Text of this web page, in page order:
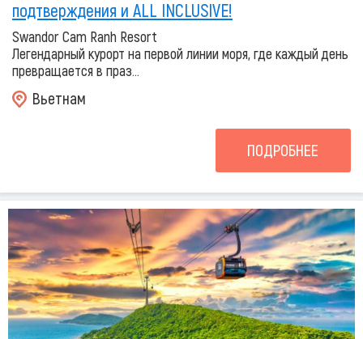
подтверждения и ALL INCLUSIVE!
Swandor Cam Ranh Resort
Легендарный курорт на первой линии моря, где каждый день
превращается в праз...
Вьетнам
ПОДРОБНЕЕ